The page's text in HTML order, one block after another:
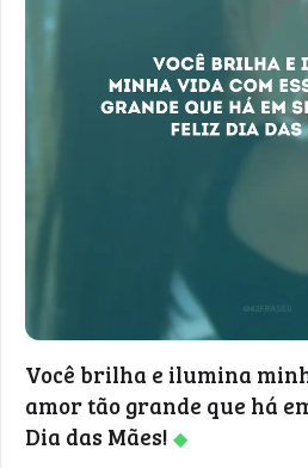
Você brilha e ilumina
amor tão grande que há
Dia das Mães! ◆